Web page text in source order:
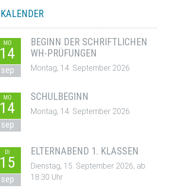
KALENDER
MO
14
sep
BEGINN DER SCHRIFTLICHEN
WH-PRÜFUNGEN
Montag, 14. September 2026
MO
14
sep
SCHULBEGINN
Montag, 14. September 2026
DI
15
sep
ELTERNABEND 1. KLASSEN
Dienstag, 15. September 2026, ab
18:30 Uhr